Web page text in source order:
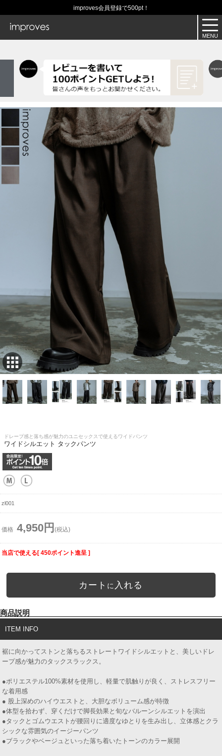
improves会員登録で500pt！
ドレープ感と落ち感が魅力のユニセックスで使えるワイドパンツ
ワイドシルエット タックパンツ
zl001
価格 4,950円 (税込)
当店で使える[ 450ポイント進呈 ]
カート に 入れる
商品説明
ITEM INFO
裾に向かってストンと落ちるストレートワイドシルエットと、美しいドレ
ープ感が魅力のタックスラックス。
●ポリエステル100%素材を使用し、軽量で肌触りが良く、ストレスフリー
な着用感
● 股上深めのハイウエストと、大胆なボリューム感が特徴
●体型を拾わず、穿くだけで脚長効果と旬なバルーンシルエットを演出
●タックとゴムウエストが腰回りに適度なゆとりを生み出し、立体感とクラ
シックな雰囲気のイージーパンツ
●ブラックやベージュといった落ち着いたトーンのカラー展開